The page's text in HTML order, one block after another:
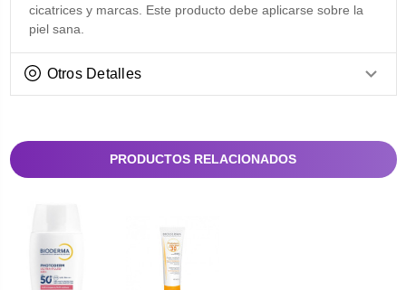
cicatrices y marcas. Este producto debe aplicarse sobre la
piel sana.
Otros Detalles
PRODUCTOS RELACIONADOS